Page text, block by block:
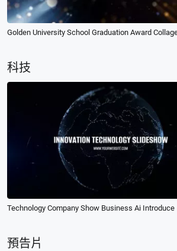
科技
Technology Company Show Business Ai Introduce
預告片